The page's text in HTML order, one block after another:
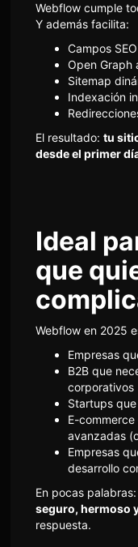
Webflow cumple
Y además facilita:
Campos
Open Graph
Sitemap
Indexación
El resultado: tu
desde el primer
Ideal
que
Webflow en 2025
Empresas
B2B que
corporativos
Startups
E-
avanzadas
Empresas
desarrollo
En pocas
seguro, hermoso
respuesta.